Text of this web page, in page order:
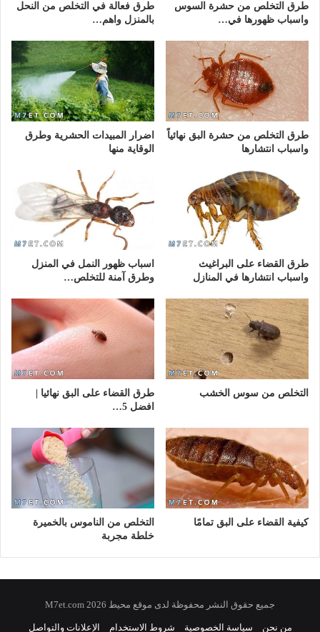
طرق التخلص من حشرة السوس
واسباب ظهورها في…
طرق فعالة في التخلص من النحل
بالمنزل واهم…
طرق التخلص من حشرة البق نهائياً
واسباب انتشارها
اضرار المبيدات الحشرية وطرق
الوقاية منها
طرق القضاء على البراغيث
واسباب انتشارها في المنازل
اسباب ظهور النمل في المنزل
وطرق آمنة للتخلص…
التخلص من سوس الخشب
طرق القضاء على البق نهائيا |
افضل 5…
كيفية القضاء على البق تمامًا
التخلص من الناموس بالخميرة
خلطة مجربة
جميع حقوق النشر محفوظة لدى موقع محيط 2026 M7et.com
من نحن سياسة الخصوصية شروط الاستخدام الإعلانات والتواصل